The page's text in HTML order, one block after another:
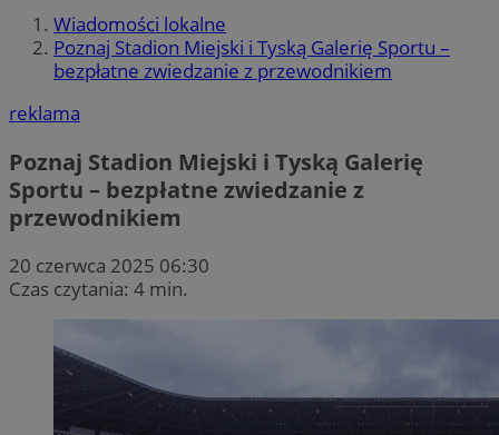
Wiadomości lokalne
Poznaj Stadion Miejski i Tyską Galerię Sportu –
bezpłatne zwiedzanie z przewodnikiem
reklama
Poznaj Stadion Miejski i Tyską Galerię
Sportu – bezpłatne zwiedzanie z
przewodnikiem
20 czerwca 2025 06:30
Czas czytania: 4 min.